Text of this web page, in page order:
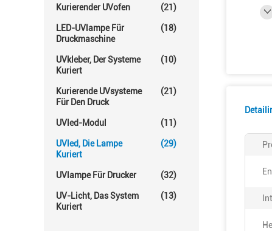
Kurierender UVofen (21)
LED-UVlampe Für
Druckmaschine
(18)
UVkleber, Der Systeme
Kuriert
(10)
Kurierende UVsysteme
Für Den Druck
(21)
UVled-Modul (11)
UVled, Die Lampe
Kuriert
(29)
UVlampe Für Drucker (32)
UV-Licht, Das System
Kuriert
(13)